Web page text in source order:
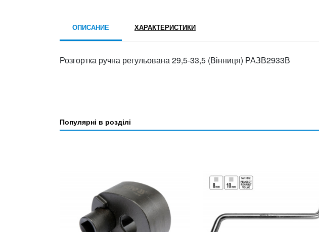
ОПИСАНИЕ ХАРАКТЕРИСТИКИ
Розгортка ручна регульована 29,5-33,5 (Вінниця) РАЗВ2933В
Популярні в розділі